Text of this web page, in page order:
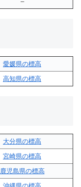
愛媛県の標高
高知県の標高
大分県の標高
宮崎県の標高
鹿児島県の標高